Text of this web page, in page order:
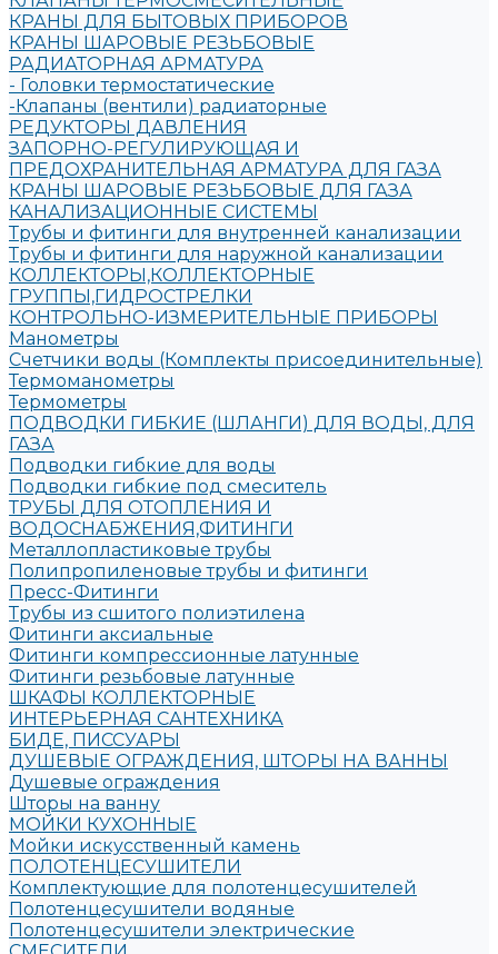
КРАНЫ ДЛЯ БЫТОВЫХ ПРИБОРОВ
КРАНЫ ШАРОВЫЕ РЕЗЬБОВЫЕ
РАДИАТОРНАЯ АРМАТУРА
- Головки термостатические
-Клапаны (вентили) радиаторные
РЕДУКТОРЫ ДАВЛЕНИЯ
ЗАПОРНО-РЕГУЛИРУЮЩАЯ И
ПРЕДОХРАНИТЕЛЬНАЯ АРМАТУРА ДЛЯ ГАЗА
КРАНЫ ШАРОВЫЕ РЕЗЬБОВЫЕ ДЛЯ ГАЗА
КАНАЛИЗАЦИОННЫЕ СИСТЕМЫ
Трубы и фитинги для внутренней канализации
Трубы и фитинги для наружной канализации
КОЛЛЕКТОРЫ,КОЛЛЕКТОРНЫЕ
ГРУППЫ,ГИДРОСТРЕЛКИ
КОНТРОЛЬНО-ИЗМЕРИТЕЛЬНЫЕ ПРИБОРЫ
Манометры
Счетчики воды (Комплекты присоединительные)
Термоманометры
Термометры
ПОДВОДКИ ГИБКИЕ (ШЛАНГИ) ДЛЯ ВОДЫ, ДЛЯ
ГАЗА
Подводки гибкие для воды
Подводки гибкие под смеситель
ТРУБЫ ДЛЯ ОТОПЛЕНИЯ И
ВОДОСНАБЖЕНИЯ,ФИТИНГИ
Металлопластиковые трубы
Полипропиленовые трубы и фитинги
Пресс-Фитинги
Трубы из сшитого полиэтилена
Фитинги аксиальные
Фитинги компрессионные латунные
Фитинги резьбовые латунные
ШКАФЫ КОЛЛЕКТОРНЫЕ
ИНТЕРЬЕРНАЯ САНТЕХНИКА
БИДЕ, ПИССУАРЫ
ДУШЕВЫЕ ОГРАЖДЕНИЯ, ШТОРЫ НА ВАННЫ
Душевые ограждения
Шторы на ванну
МОЙКИ КУХОННЫЕ
Мойки искусственный камень
ПОЛОТЕНЦЕСУШИТЕЛИ
Комплектующие для полотенцесушителей
Полотенцесушители водяные
Полотенцесушители электрические